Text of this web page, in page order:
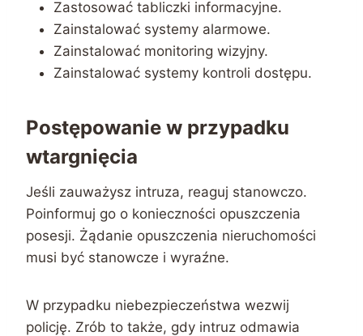
Zastosować tabliczki informacyjne.
Zainstalować systemy alarmowe.
Zainstalować monitoring wizyjny.
Zainstalować systemy kontroli dostępu.
Postępowanie w przypadku
wtargnięcia
Jeśli zauważysz intruza, reaguj stanowczo.
Poinformuj go o konieczności opuszczenia
posesji. Żądanie opuszczenia nieruchomości
musi być stanowcze i wyraźne.
W przypadku niebezpieczeństwa wezwij
policję. Zrób to także, gdy intruz odmawia